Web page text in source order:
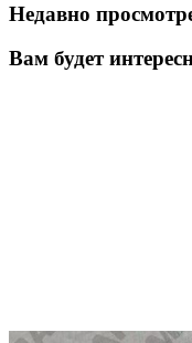
Недавно
Вам будет